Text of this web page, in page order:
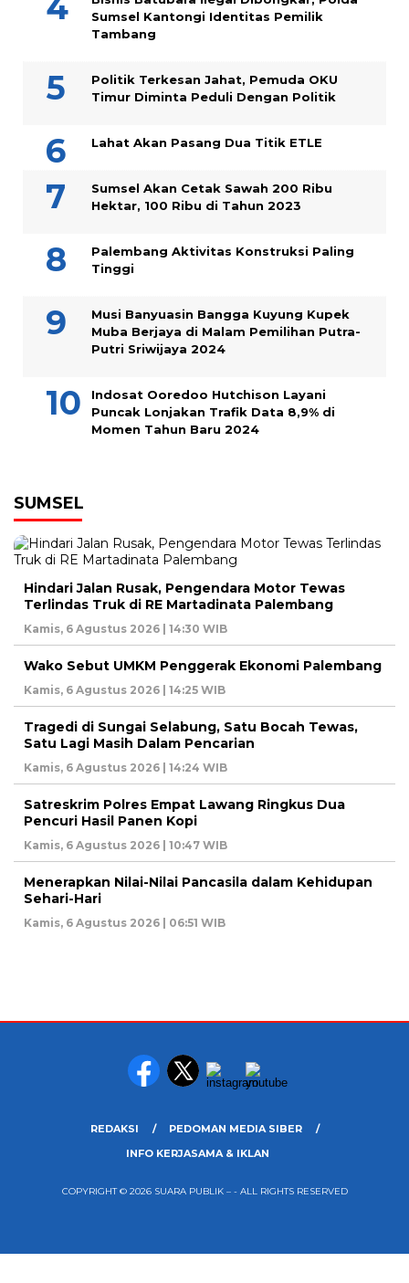
Sumsel Kantongi Identitas Pemilik
Tambang
Politik Terkesan Jahat, Pemuda OKU
Timur Diminta Peduli Dengan Politik
Lahat Akan Pasang Dua Titik ETLE
Sumsel Akan Cetak Sawah 200 Ribu
Hektar, 100 Ribu di Tahun 2023
Palembang Aktivitas Konstruksi Paling
Tinggi
Musi Banyuasin Bangga Kuyung Kupek
Muba Berjaya di Malam Pemilihan Putra-
Putri Sriwijaya 2024
Indosat Ooredoo Hutchison Layani
Puncak Lonjakan Trafik Data 8,9% di
Momen Tahun Baru 2024
SUMSEL
Hindari Jalan Rusak, Pengendara Motor Tewas
Terlindas Truk di RE Martadinata Palembang
Kamis, 6 Agustus 2026 | 14:30 WIB
Wako Sebut UMKM Penggerak Ekonomi Palembang
Kamis, 6 Agustus 2026 | 14:25 WIB
Tragedi di Sungai Selabung, Satu Bocah Tewas,
Satu Lagi Masih Dalam Pencarian
Kamis, 6 Agustus 2026 | 14:24 WIB
Satreskrim Polres Empat Lawang Ringkus Dua
Pencuri Hasil Panen Kopi
Kamis, 6 Agustus 2026 | 10:47 WIB
Menerapkan Nilai-Nilai Pancasila dalam Kehidupan
Sehari-Hari
Kamis, 6 Agustus 2026 | 06:51 WIB
REDAKSI
PEDOMAN MEDIA SIBER
INFO KERJASAMA & IKLAN
COPYRIGHT © 2026 SUARA PUBLIK – - ALL RIGHTS RESERVED